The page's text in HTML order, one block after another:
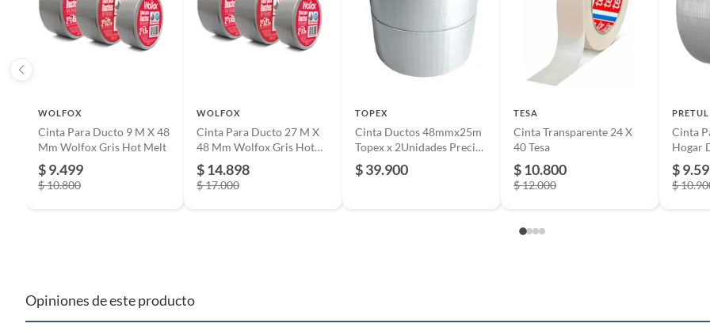
WOLFOX
Cinta Para Ducto 9 M X 48
Mm Wolfox Gris Hot Melt
$ 9.499
$ 10.800
WOLFOX
Cinta Para Ducto 27 M X
48 Mm Wolfox Gris Hot
Melt
$ 14.898
$ 17.000
TOPEX
Cinta Ductos 48mmx25m
Topex x 2Unidades Precio
Especial
$ 39.900
TESA
Cinta Transparente 24 X
40 Tesa
$ 10.800
$ 12.000
PRETUL
Cinta
Hogar
Hasta
$
$
Opiniones de este producto